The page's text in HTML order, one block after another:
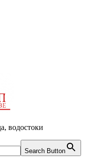
водостоки
Search Button